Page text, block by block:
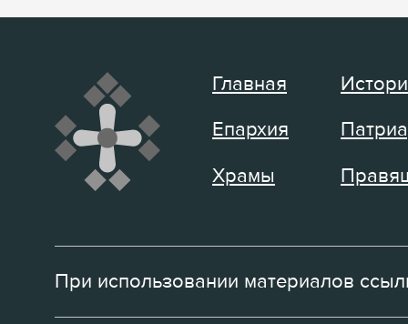
Главная
Епархия
Храмы
При использовании материалов